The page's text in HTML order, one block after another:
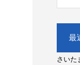
最
さいた